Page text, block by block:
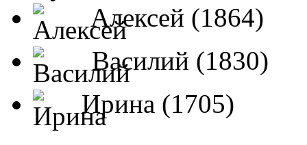
Алексей (1864)
Василий (1830)
Ирина (1705)